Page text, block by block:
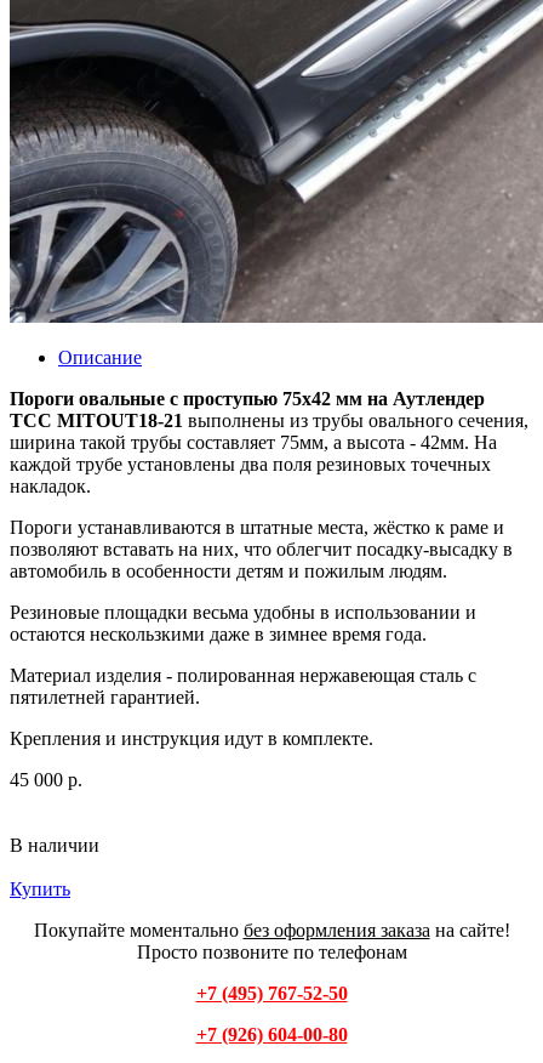
Описание
Пороги овальные с проступью 75х42 мм на Аутлендер
ТСС MITOUT18-21 выполнены из трубы овального сечения,
ширина такой трубы составляет 75мм, а высота - 42мм. На
каждой трубе установлены два поля резиновых точечных
накладок.
Пороги устанавливаются в штатные места, жёстко к раме и
позволяют вставать на них, что облегчит посадку-высадку в
автомобиль в особенности детям и пожилым людям.
Резиновые площадки весьма удобны в использовании и
остаются нескользкими даже в зимнее время года.
Материал изделия - полированная нержавеющая сталь с
пятилетней гарантией.
Крепления и инструкция идут в комплекте.
45 000 р.
В наличии
Купить
Покупайте моментально без оформления заказа на сайте!
Просто позвоните по телефонам
+7 (495) 767-52-50
+7 (926) 604-00-80